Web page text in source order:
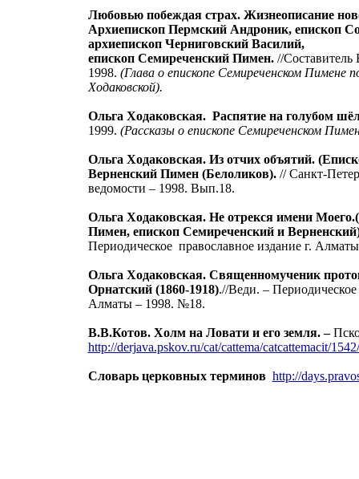
Любовью побеждая страх. Жизнеописание
Архиепископ Пермский Андроник, епископ
архиепископ Черниговский Василий,
епископ Семиреченский Пимен.//Составитель
1998. (Глава о епископе Семиреченском Пимене
Ходаковской).
Ольга Ходаковская. Распятие на голубом
1999. (Рассказы о епископе Семиреченском
Ольга Ходаковская. Из отчих объятий.
Верненский Пимен (Белоликов). // Санкт-
ведомости – 1998. Вып.18.
Ольга Ходаковская. Не отрекся имени
Пимен, епископ Семиреченский и
Периодическое православное издание г.
Ольга Ходаковская. Священномученик
Орнатский (1860-1918).//Веди. – Периодическое
Алматы – 1998. №18.
В.В.Котов. Холм на Ловати и его земля. –
http://derjava.pskov.ru/cat/cattema/catcattemacit/
Словарь церковных терминов http://